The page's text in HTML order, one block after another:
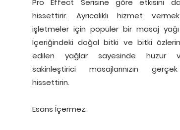
Pro Effect Serisine göre etkisini
hissettirir. Ayrıcalıklı hizmet
işletmeler için popüler bir masaj
İçeriğindeki doğal bitki ve bitki
edilen yağlar sayesinde huzur
sakinleştirici masajlarınızın
hissettirin.
Esans İçermez.